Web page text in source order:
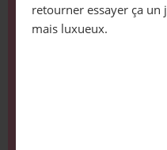
retourner essayer ça un
mais luxueux.